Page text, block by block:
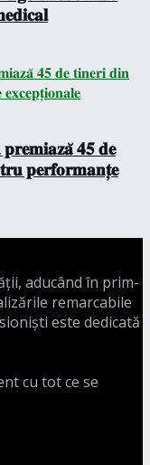
𝐩𝐫𝐞𝐦𝐢𝐚𝐳𝐚̆ 𝟒𝟓 𝐝𝐞
𝐩𝐞𝐫𝐟𝐨𝐫𝐦𝐚𝐧𝐭̦𝐞
aducând în prim-
remarcabile
este dedicată
cu tot ce se